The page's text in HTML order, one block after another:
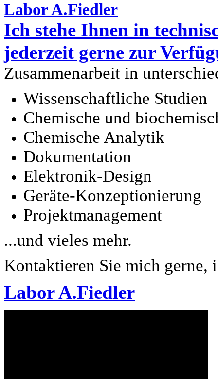
Labor A.Fiedler
Ich stehe Ihnen in
jederzeit gerne zur
Zusammenarbeit in
Wissenschaftliche Studien
Chemische und
Chemische Analytik
Dokumentation
Elektronik-Design
Geräte-Konzeptionierung
Projektmanagement
...und vieles mehr.
Kontaktieren Sie mich
Labor A.Fiedler